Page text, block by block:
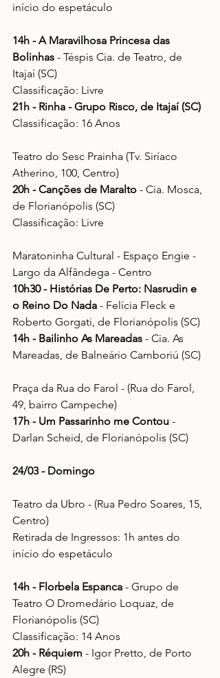
início do espetáculo
14h - A Maravilhosa Princesa das
Bolinhas - Téspis Cia. de Teatro, de
Itajaí (SC)
Classificação: Livre
21h - Rinha - Grupo Risco, de Itajaí (SC)
Classificação: 16 Anos
Teatro do Sesc Prainha (Tv. Siríaco
Atherino, 100, Centro)
20h - Canções de Maralto - Cia. Mosca,
de Florianópolis (SC)
Classificação: Livre
Maratoninha Cultural - Espaço Engie -
Largo da Alfândega - Centro
10h30 - Histórias De Perto: Nasrudin e
o Reino Do Nada - Felícia Fleck e
Roberto Gorgati, de Florianópolis (SC)
14h - Bailinho As Mareadas - Cia. As
Mareadas, de Balneário Camboriú (SC)
Praça da Rua do Farol - (Rua do Farol,
49, bairro Campeche)
17h - Um Passarinho me Contou -
Darlan Scheid, de Florianópolis (SC)
24/03 - Domingo
Teatro da Ubro - (Rua Pedro Soares, 15,
Centro)
Retirada de Ingressos: 1h antes do
início do espetáculo
14h - Florbela Espanca - Grupo de
Teatro O Dromedário Loquaz, de
Florianópolis (SC)
Classificação: 14 Anos
20h - Réquiem - Igor Pretto, de Porto
Alegre (RS)